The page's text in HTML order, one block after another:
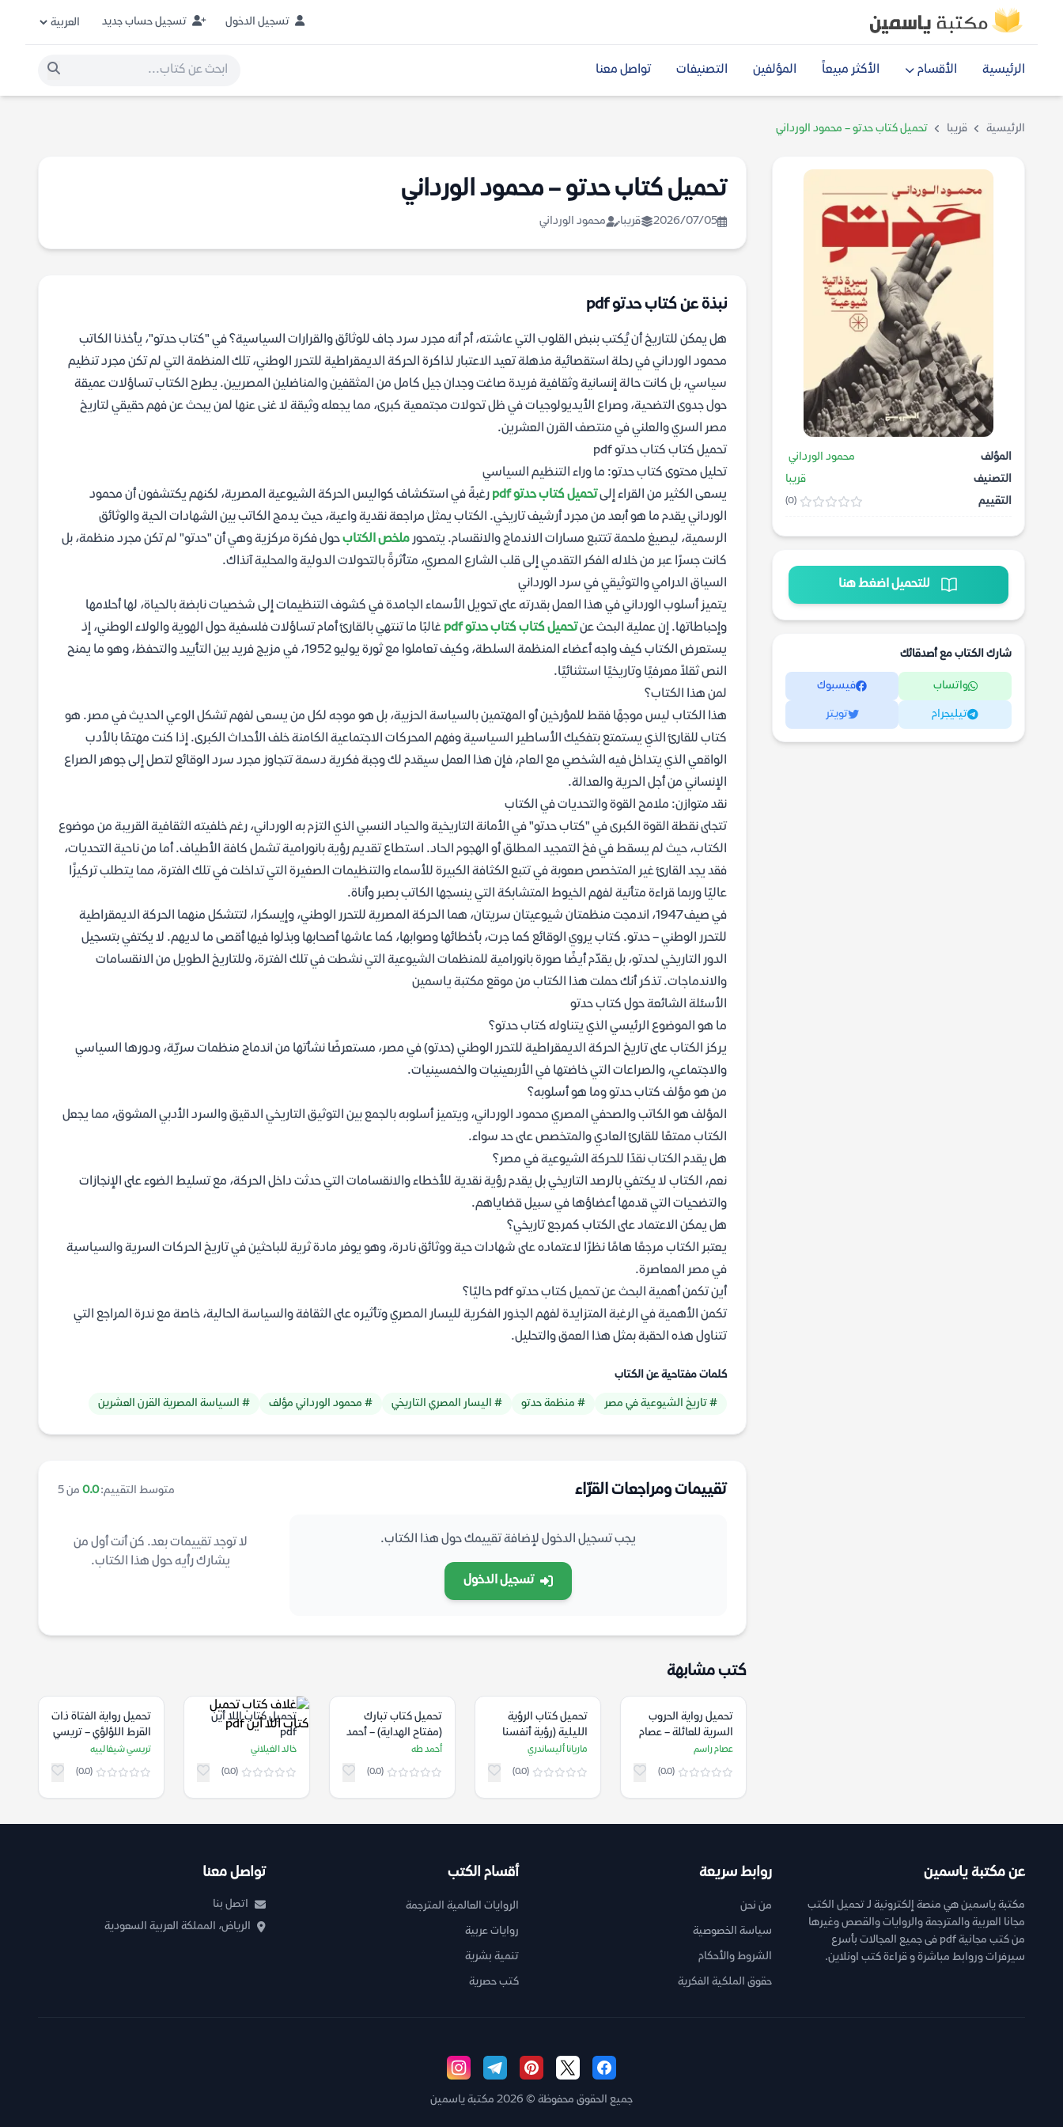
تسجيل الدخول تسجيل حساب جديد
الرئيسية الأقسام الأكثر مبيعاً المؤلفين التصنيفات تواصل معنا
الرئيسية قريبا تحميل كتاب حدتو – محمود الورداني
المؤلف
محمود الورداني
التصنيف
قريبا
التقييم
(0)
للتحميل اضغط هنا
شارك الكتاب مع أصدقائك
واتساب فيسبوك
تيليجرام تويتر
تحميل كتاب حدتو – محمود الورداني
2026/07/05 قريبا محمود الورداني
نبذة عن كتاب حدتو pdf
هل يمكن للتاريخ أن يُكتب بنبض القلوب التي عاشته، أم أنه مجرد سرد جاف للوثائق والقرارات السياسية؟ في "كتاب حدتو"، يأخذنا الكاتب
محمود الورداني في رحلة استقصائية مذهلة تعيد الاعتبار لذاكرة الحركة الديمقراطية للتحرر الوطني، تلك المنظمة التي لم تكن مجرد تنظيم
سياسي، بل كانت حالة إنسانية وثقافية فريدة صاغت وجدان جيل كامل من المثقفين والمناضلين المصريين. يطرح الكتاب تساؤلات عميقة
حول جدوى التضحية، وصراع الأيديولوجيات في ظل تحولات مجتمعية كبرى، مما يجعله وثيقة لا غنى عنها لمن يبحث عن فهم حقيقي لتاريخ
مصر السري والعلني في منتصف القرن العشرين.
تحميل كتاب كتاب حدتو pdf
تحليل محتوى كتاب حدتو: ما وراء التنظيم السياسي
يسعى الكثير من القراء إلىتحميل كتاب حدتو pdf
رغبةً في استكشاف كواليس الحركة الشيوعية المصرية، لكنهم يكتشفون أن محمود
الورداني يقدم ما هو أبعد من مجرد أرشيف تاريخي. الكتاب يمثل مراجعة نقدية واعية، حيث يدمج الكاتب بين الشهادات الحية والوثائق
الرسمية، ليصيغ ملحمة تتتبع مسارات الاندماج والانقسام. يتمحورملخص الكتابحول فكرة مركزية وهي أن "حدتو" لم تكن مجرد منظمة، بل
كانت جسرًا عبر من خلاله الفكر التقدمي إلى قلب الشارع المصري، متأثرةً بالتحولات الدولية والمحلية آنذاك.
السياق الدرامي والتوثيقي في سرد الورداني
يتميز أسلوب الورداني في هذا العمل بقدرته على تحويل الأسماء الجامدة في كشوف التنظيمات إلى شخصيات نابضة بالحياة، لها أحلامها
وإحباطاتها. إن عملية البحث عنتحميل كتاب كتاب حدتو pdf
غالبًا ما تنتهي بالقارئ أمام تساؤلات فلسفية حول الهوية والولاء الوطني، إذ
يستعرض الكتاب كيف واجه أعضاء المنظمة السلطة، وكيف تعاملوا مع ثورة يوليو 1952، في مزيج فريد بين التأييد والتحفظ، وهو ما يمنح
النص ثقلاً معرفيًا وتاريخيًا استثنائيًا.
لمن هذا الكتاب؟
هذا الكتاب ليس موجهًا فقط للمؤرخين أو المهتمين بالسياسة الحزبية، بل هو موجه لكل من يسعى لفهم تشكل الوعي الحديث في مصر. هو
كتاب للقارئ الذي يستمتع بتفكيك الأساطير السياسية وفهم المحركات الاجتماعية الكامنة خلف الأحداث الكبرى. إذا كنت مهتمًا بالأدب
الواقعي الذي يتداخل فيه الشخصي مع العام، فإن هذا العمل سيقدم لك وجبة فكرية دسمة تتجاوز مجرد سرد الوقائع لتصل إلى جوهر الصراع
الإنساني من أجل الحرية والعدالة.
نقد متوازن: ملامح القوة والتحديات في الكتاب
تتجلى نقطة القوة الكبرى في "كتاب حدتو" في الأمانة التاريخية والحياد النسبي الذي التزم به الورداني، رغم خلفيته الثقافية القريبة من موضوع
الكتاب، حيث لم يسقط في فخ التمجيد المطلق أو الهجوم الحاد. استطاع تقديم رؤية بانورامية تشمل كافة الأطياف. أما من ناحية التحديات،
فقد يجد القارئ غير المتخصص صعوبة في تتبع الكثافة الكبيرة للأسماء والتنظيمات الصغيرة التي تداخلت في تلك الفترة، مما يتطلب تركيزًا
عاليًا وربما قراءة متأنية لفهم الخيوط المتشابكة التي ينسجها الكاتب بصبر وأناة.
في صيف 1947، اندمجت منظمتان شيوعيتان سريتان، هما الحركة المصرية للتحرر الوطني، وإيسكرا، لتتشكل منهما الحركة الديمقراطية
للتحرر الوطني – حدتو. كتاب يروي الوقائع كما جرت، بأخطائها وصوابها، كما عاشها أصحابها وبذلوا فيها أقصى ما لديهم. لا يكتفي بتسجيل
الدور التاريخي لحدتو، بل يقدّم أيضًا صورة بانورامية للمنظمات الشيوعية التي نشطت في تلك الفترة، وللتاريخ الطويل من الانقسامات
والاندماجات. تذكر أنك حملت هذا الكتاب من موقع مكتبة ياسمين
الأسئلة الشائعة حول كتاب حدتو
ما هو الموضوع الرئيسي الذي يتناوله كتاب حدتو؟
يركز الكتاب على تاريخ الحركة الديمقراطية للتحرر الوطني (حدتو) في مصر، مستعرضًا نشأتها من اندماج منظمات سريّة، ودورها السياسي
والاجتماعي، والصراعات التي خاضتها في الأربعينيات والخمسينيات.
من هو مؤلف كتاب حدتو وما هو أسلوبه؟
المؤلف هو الكاتب والصحفي المصري محمود الورداني، ويتميز أسلوبه بالجمع بين التوثيق التاريخي الدقيق والسرد الأدبي المشوق، مما يجعل
الكتاب ممتعًا للقارئ العادي والمتخصص على حد سواء.
هل يقدم الكتاب نقدًا للحركة الشيوعية في مصر؟
نعم، الكتاب لا يكتفي بالرصد التاريخي بل يقدم رؤية نقدية للأخطاء والانقسامات التي حدثت داخل الحركة، مع تسليط الضوء على الإنجازات
والتضحيات التي قدمها أعضاؤها في سبيل قضاياهم.
هل يمكن الاعتماد على الكتاب كمرجع تاريخي؟
يعتبر الكتاب مرجعًا هامًا نظرًا لاعتماده على شهادات حية ووثائق نادرة، وهو يوفر مادة ثرية للباحثين في تاريخ الحركات السرية والسياسية
في مصر المعاصرة.
أين تكمن أهمية البحث عن تحميل كتاب حدتو pdf حاليًا؟
تكمن الأهمية في الرغبة المتزايدة لفهم الجذور الفكرية لليسار المصري وتأثيره على الثقافة والسياسة الحالية، خاصة مع ندرة المراجع التي
تتناول هذه الحقبة بمثل هذا العمق والتحليل.
كلمات مفتاحية عن الكتاب
# تاريخ الشيوعية في مصر # منظمة حدتو # اليسار المصري التاريخي # محمود الورداني مؤلف # السياسة المصرية القرن العشرين
تقييمات ومراجعات القرّاء متوسط التقييم:0.0 من 5
يجب تسجيل الدخول لإضافة تقييمك حول هذا الكتاب.
تسجيل الدخول
لا توجد تقييمات بعد. كن أنت أول من
يشارك رأيه حول هذا الكتاب.
كتب مشابهة
تحميل رواية الحروب
السرية للعائلة – عصام
راسم
عصام راسم
(0.0)
تحميل كتاب الرؤية
الليلية (رؤية أنفسنا
عبر الحالات المزاجية
المظلمة) – ماريانا
أليساندري
ماريانا أليساندري
(0.0)
تحميل كتاب تبارك
(مفتاح الهداية) – أحمد
طه
أحمد طه
(0.0)
تحميل كتاب اللا أين
pdf
خالد الغيلاني
(0.0)
تحميل رواية الفتاة ذات
القرط اللؤلؤي – تريسي
شيفالييه
تريسي شيفالييه
(0.0)
عن مكتبة ياسمين
مكتبة ياسمين هي منصة إلكترونية لـ تحميل الكتب
مجانا العربية والمترجمة والروايات والقصص وغيرها
من كتب مجانية pdf فى جميع المجالات بأسرع
سيرفرات وروابط مباشرة و قراءة كتب اونلاين.
روابط سريعة
من نحن
سياسة الخصوصية
الشروط والأحكام
حقوق الملكية الفكرية
أقسام الكتب
الروايات العالمية المترجمة
روايات عربية
تنمية بشرية
كتب حصرية
تواصل معنا
اتصل بنا
الرياض، المملكة العربية السعودية
جميع الحقوق محفوظة © 2026 مكتبة ياسمين